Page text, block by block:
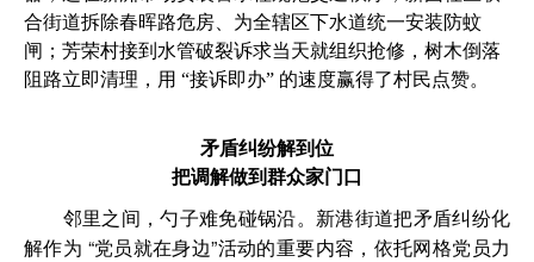
合街道拆除春晖路危房、为全辖区下水道统一安装防蚊
闸；芳荣村接到水管破裂诉求当天就组织抢修，树木倒落
阻路立即清理，用 “接诉即办” 的速度赢得了村民点赞。
矛盾纠纷解到位
把调解做到群众家门口
邻里之间，勺子难免碰锅沿。新港街道把矛盾纠纷化
解作为 “党员就在身边”活动的重要内容，依托网格党员力